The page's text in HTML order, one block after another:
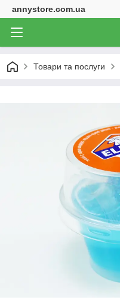
annystore.com.ua
Товари та послуги